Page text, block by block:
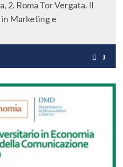
2. Roma Tor Vergata. Il
Marketing e
0